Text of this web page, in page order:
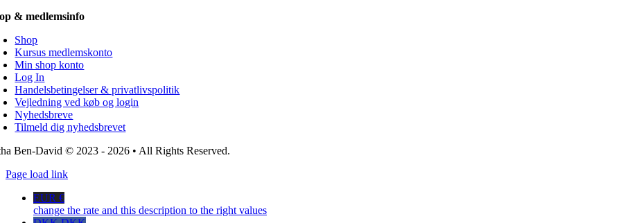
& medlemsinfo
Shop
Kursus medlemskonto
Min shop konto
Log In
Handelsbetingelser & privatlivspolitik
Vejledning ved køb og login
Nyhedsbreve
Tilmeld dig nyhedsbrevet
Ben-David © 2023 - 2026 • All Rights Reserved.
Page load link
EUR €
change the rate and this description to the right values